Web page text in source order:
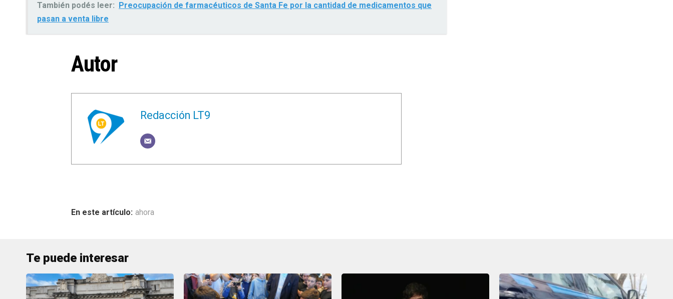
También podés leer: Preocupación de farmacéuticos de Santa Fe por la cantidad de medicamentos que
pasan a venta libre
Autor
Redacción LT9
ahora
Te puede interesar